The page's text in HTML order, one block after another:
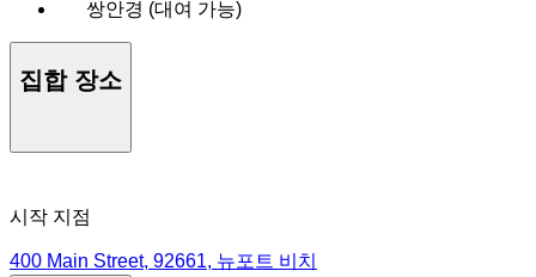
쌍안경 (대여 가능)
집합 장소
시작 지점
400 Main Street, 92661, 뉴포트 비치